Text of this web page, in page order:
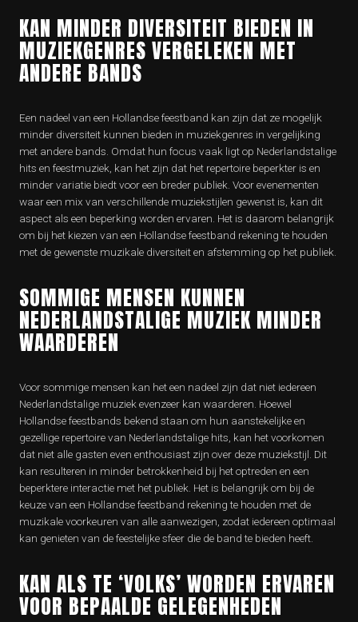
KAN MINDER DIVERSITEIT BIEDEN IN
MUZIEKGENRES VERGELEKEN MET
ANDERE BANDS
Een nadeel van een Hollandse feestband kan zijn dat ze mogelijk
minder diversiteit kunnen bieden in muziekgenres in vergelijking
met andere bands. Omdat hun focus vaak ligt op Nederlandstalige
hits en feestmuziek, kan het zijn dat het repertoire beperkter is en
minder variatie biedt voor een breder publiek. Voor evenementen
waar een mix van verschillende muziekstijlen gewenst is, kan dit
aspect als een beperking worden ervaren. Het is daarom belangrijk
om bij het kiezen van een Hollandse feestband rekening te houden
met de gewenste muzikale diversiteit en afstemming op het publiek.
SOMMIGE MENSEN KUNNEN
NEDERLANDSTALIGE MUZIEK MINDER
WAARDEREN
Voor sommige mensen kan het een nadeel zijn dat niet iedereen
Nederlandstalige muziek evenzeer kan waarderen. Hoewel
Hollandse feestbands bekend staan om hun aanstekelijke en
gezellige repertoire van Nederlandstalige hits, kan het voorkomen
dat niet alle gasten even enthousiast zijn over deze muziekstijl. Dit
kan resulteren in minder betrokkenheid bij het optreden en een
beperktere interactie met het publiek. Het is belangrijk om bij de
keuze van een Hollandse feestband rekening te houden met de
muzikale voorkeuren van alle aanwezigen, zodat iedereen optimaal
kan genieten van de feestelijke sfeer die de band te bieden heeft.
KAN ALS TE ‘VOLKS’ WORDEN ERVAREN
VOOR BEPAALDE GELEGENHEDEN